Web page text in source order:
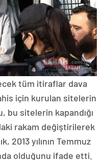
tüm itiraflar dava
için kurulan sitelerin
bu sitelerin kapandığı
rakam değiştirilerek
2013 yılının Temmuz
olduğunu ifade etti.